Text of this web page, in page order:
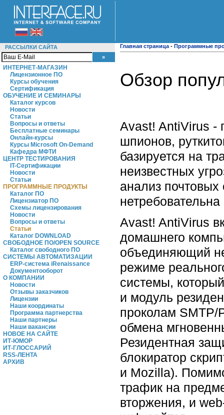
РАССЫЛКИ САЙТА
ИНТЕРНЕТ-МАГАЗИН
Лицензионное ПО
Курсы обучения
Сертификация
ОБУЧЕНИЕ И СЕМИНАРЫ
Каталог курсов
Новости
Статьи
Вопросы и ответы
Бесплатные семинары
Онлайн-курсы
Курсы Microsoft On-Demand
Кафедра МФТИ
ЦЕНТР ТЕСТИРОВАНИЯ
IT-Сертификации
Новости
Статьи
ПРОГРАММНЫЕ ПРОДУКТЫ
Каталог ПО
Лицензиатор ПО
Схемы лицензирования
Новости
Вопросы и ответы
Статьи
Каталог DOWNLOAD
СВОБОДНОЕ ПО/OPEN SOURCE
Каталог свободного ПО
СИСТЕМЫ АВТОМАТИЗАЦИИ
ERP-система iRenaissance
Документооборот
О КОМПАНИИ
Новости
Отзывы заказчиков
Лицензии
Наши координаты
Программа партнерства
Наши партнеры
Наши вакансии
НОВОЕ НА САЙТЕ
ИТ-ЮМОР
ИТ-ГЛОССАРИЙ
RSS-ЛЕНТА
АРХИВ
Главная страница - Программные
Обзор
Avast! AntiVirus -
шпионов,
базируется на
неизвестных
анализ
Avast! AntiVirus
домашнего
объединяющий
режиме
системы,
и модуль
проколам SMTP/
обмена
Резидентная
блокиратор
и Mozilla).
трафик на
вторжения, и